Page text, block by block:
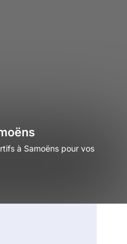
à Samoëns pour vos